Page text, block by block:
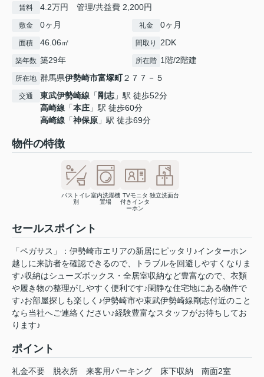
賃料 4.2万円 管理/共益費 2,200円
敷金 0ヶ月 礼金 0ヶ月
面積 46.06㎡ 間取り 2DK
築年数 築29年 所在階 1階/2階建
所在地 群馬県伊勢崎市富塚町２７７－５
交通 東武伊勢崎線 「 剛志」駅 徒歩52分
高崎線 「本庄 」駅 徒歩60分
高崎線 「神保原 」駅 徒歩69分
物件の特徴
バストイレ
別
室内洗濯機
置場
TVモニタ
付きインタ
ーホン
独立洗面台
セールスポイント
「ペガサス」：伊勢崎市エリアの新居にピッタリ♪インターホン
越しに来訪者を確認できるので、トラブルを回避しやすくなりま
す♪収納はシューズボックス・全居室収納など豊富なので、衣類
や履き物の整理がしやすく便利です♪閑静な住宅地にある物件で
す♪お部屋探しも楽しく♪伊勢崎市や東武伊勢崎線剛志付近のこと
なら当社へご連絡ください♪経験豊富なスタッフがお待ちしてお
ります♪
ポイント
礼金不要 脱衣所 来客用パーキング 床下収納 南面2室